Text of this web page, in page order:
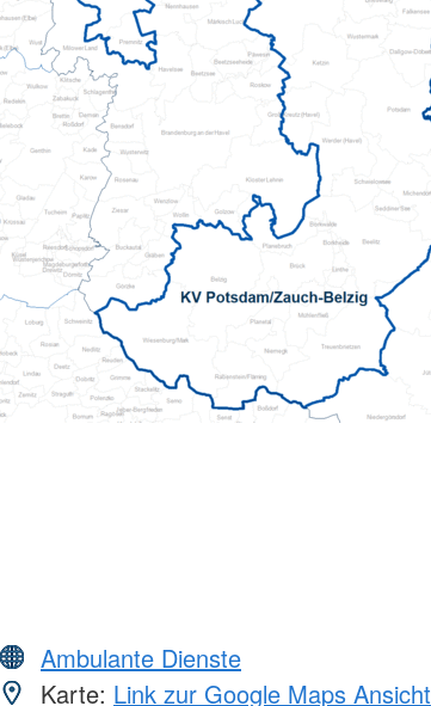
Ambulante Dienste
Karte: Link zur Google Maps Ansicht